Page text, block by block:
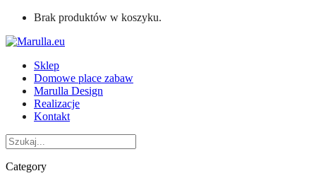
Brak produktów w koszyku.
Sklep
Domowe place zabaw
Marulla Design
Realizacje
Kontakt
Category